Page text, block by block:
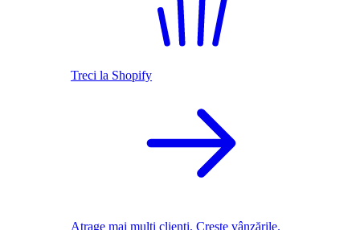
Treci la Shopify
Atrage mai mulți clienți. Crește vânzările.